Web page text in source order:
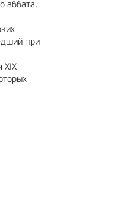
аббата,
при
XIX